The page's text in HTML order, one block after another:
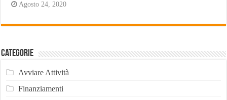
Agosto 24, 2020
Categorie
Avviare Attività
Finanziamenti